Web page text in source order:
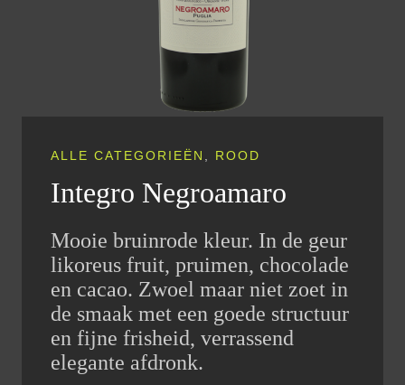
ALLE CATEGORIEËN ROOD
Integro Negroamaro
Mooie bruinrode kleur. In de geur
likoreus fruit, pruimen, chocolade
en cacao. Zwoel maar niet zoet in
de smaak met een goede structuur
en fijne frisheid, verrassend
elegante afdronk.